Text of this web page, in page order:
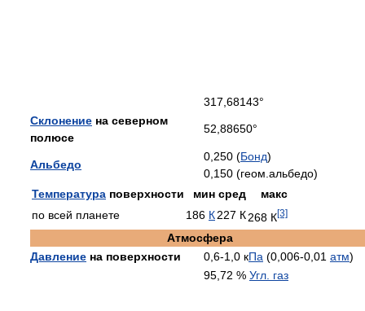
317,68143°
Склонение на северном
полюсе
52,88650°
Альбедо
0,250 (Бонд)
0,150 (геом.альбедо)
Температура поверхности мин сред
макс
по всей планете
186 К227 К268 К[3]
Атмосфера
Давление на поверхности 0,6-1,0 кПа (0,006-0,01 атм)
95,72 % Угл. газ